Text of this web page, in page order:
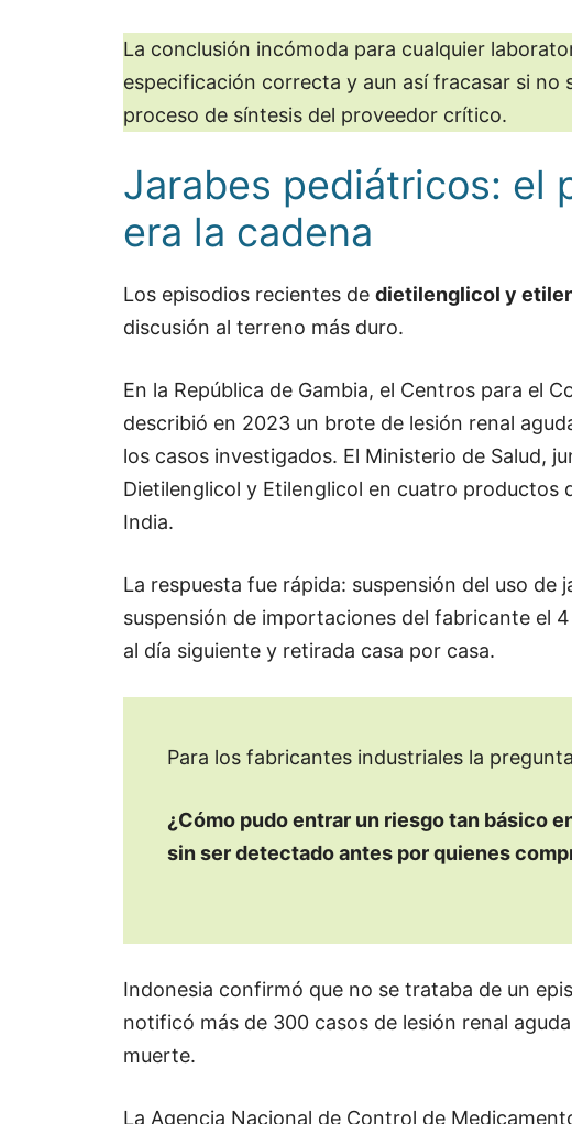
La conclusión incómoda para cualquier
especificación correcta y aun así fracasar si no
proceso de síntesis del proveedor crítico.
Jarabes pediátricos: el
era la cadena
Los episodios recientes de dietilenglicol y
discusión al terreno más duro.
En la República de Gambia, el Centros para el
describió en 2023 un brote de lesión renal
los casos investigados. El Ministerio de Salud,
Dietilenglicol y Etilenglicol en cuatro productos
India.
La respuesta fue rápida: suspensión del uso
suspensión de importaciones del fabricante el
al día siguiente y retirada casa por casa.
Para los fabricantes industriales la
¿Cómo pudo entrar un riesgo tan básico
sin ser detectado antes por quienes
Indonesia confirmó que no se trataba de un
notificó más de 300 casos de lesión renal
muerte.
La Agencia Nacional de Control de